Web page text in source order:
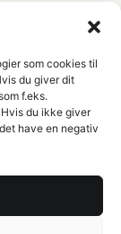
som cookies til
du giver dit
f.eks.
du ikke giver
have en negativ
træning i